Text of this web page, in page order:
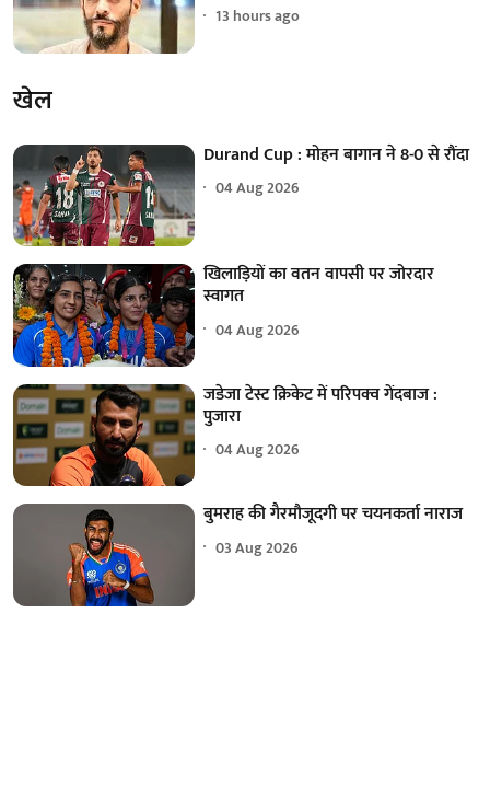
13 hours ago
खेल
Durand Cup : मोहन बागान ने 8-0 से रौंदा
04 Aug 2026
खिलाड़ियों का वतन वापसी पर जोरदार
स्वागत
04 Aug 2026
जडेजा टेस्ट क्रिकेट में परिपक्व गेंदबाज :
पुजारा
04 Aug 2026
बुमराह की गैरमौजूदगी पर चयनकर्ता नाराज
03 Aug 2026